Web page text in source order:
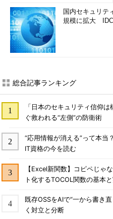
国内セキュリテ
規模に拡大
総合記事ランキング
「日本のセキュリティ信仰
ぐ救われる“左側”の防衛術
“応用情報が消える”って本
IT資格の今を読む
【Excel新関数】コピペじゃ
ト化するTOCOL関数の基本
既存OSSをAIで“一から書き
く対立と分断